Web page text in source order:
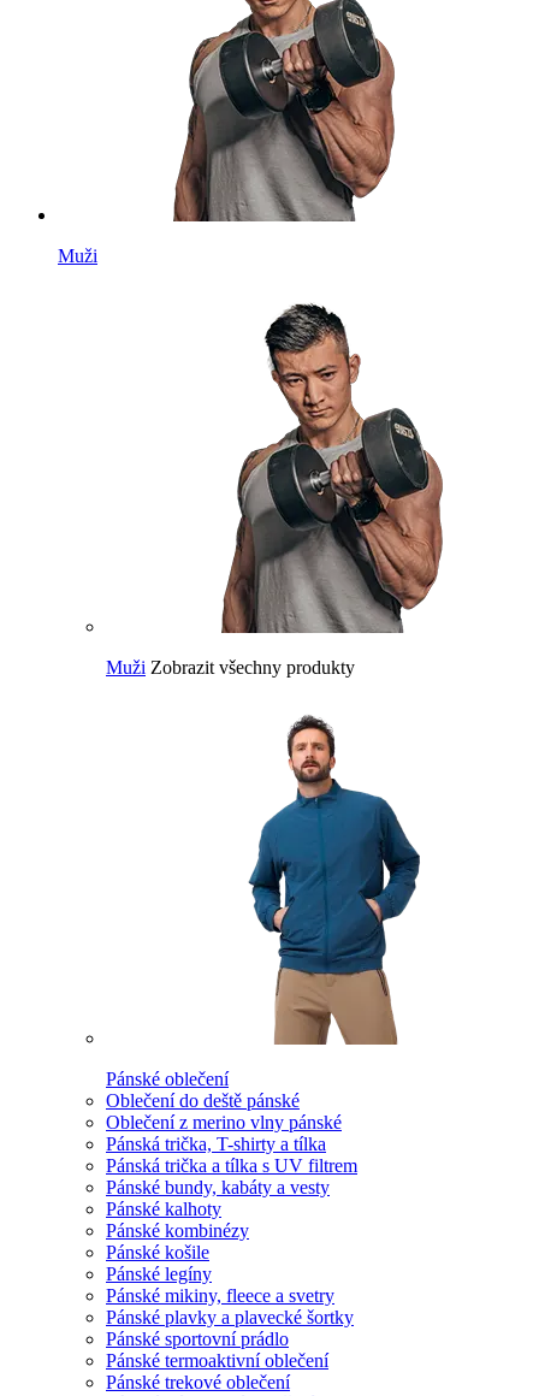
Muži
Muži Zobrazit všechny produkty
Pánské oblečení
Oblečení do deště pánské
Oblečení z merino vlny pánské
Pánská trička, T-shirty a tílka
Pánská trička a tílka s UV filtrem
Pánské bundy, kabáty a vesty
Pánské kalhoty
Pánské kombinézy
Pánské košile
Pánské legíny
Pánské mikiny, fleece a svetry
Pánské plavky a plavecké šortky
Pánské sportovní prádlo
Pánské termoaktivní oblečení
Pánské trekové oblečení